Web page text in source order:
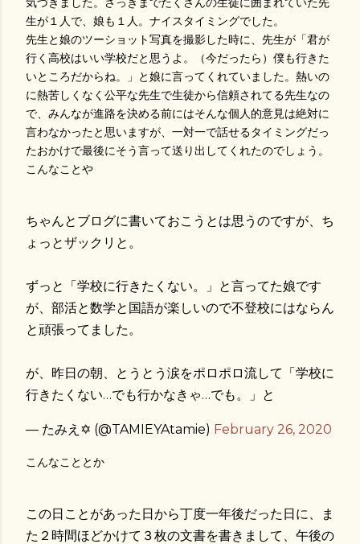
生が１人で、娘も１人。ナイスタイミングでした。
先生と娘のツーショット写真を撮影した時に、先生が「君が
行く高校はいい学校だと思うよ。（今だったら）僕も行きた
いところだからね。」と娘に言ってくれていました。熱いの
に熱苦しくなく公平な先生で生徒から信頼されてる先生なの
で、みんなが進路を決める前にはそんな個人的意見は絶対に
言わなかったと思いますが、一対一で話せるタイミングだっ
たおかけで最後にそう言って送り出してくれたのでしょう。
こんなことや
ちゃんとブログに書いておこうとは思うのですが、ち
ょっとザックリと。
ずっと「学校に行きたくない。」と言ってた娘です
が、部活と数学と国語が楽しいので不登校にはならん
と頑張ってました。
が、昨日の朝、とうとう涙をポロポロ流して「学校に
行きたくない…でも行かなきゃ…でも。」と
— たみえ✡ (@TAMIEYAtamie) February 26, 2020
こんなこととか
この日ことがあった日から丁度一年後だった日に、ま
た２時間ほどかけて３枚の文書を書きまして、午後の